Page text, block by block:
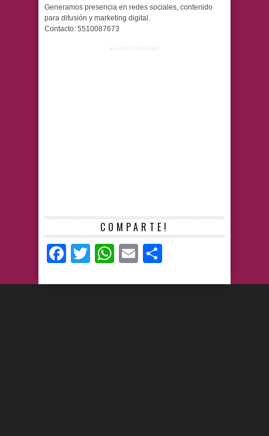
Generamos presencia en redes sociales, contenido
para difusión y marketing digital.
Contacto: 5510087673
ADVERTISEMENT
COMPARTE!
Facebook
TwitterWhatsApp
Email